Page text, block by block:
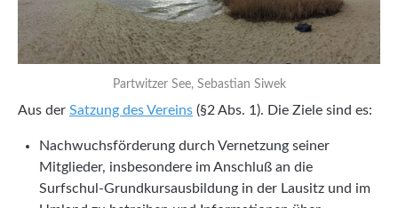
Partwitzer See, Sebastian Siwek
Aus der Satzung des Vereins (§2 Abs. 1). Die Ziele sind es:
Nachwuchsförderung durch Vernetzung seiner
Mitglieder, insbesondere im Anschluß an die
Surfschul-Grundkursausbildung in der Lausitz und im